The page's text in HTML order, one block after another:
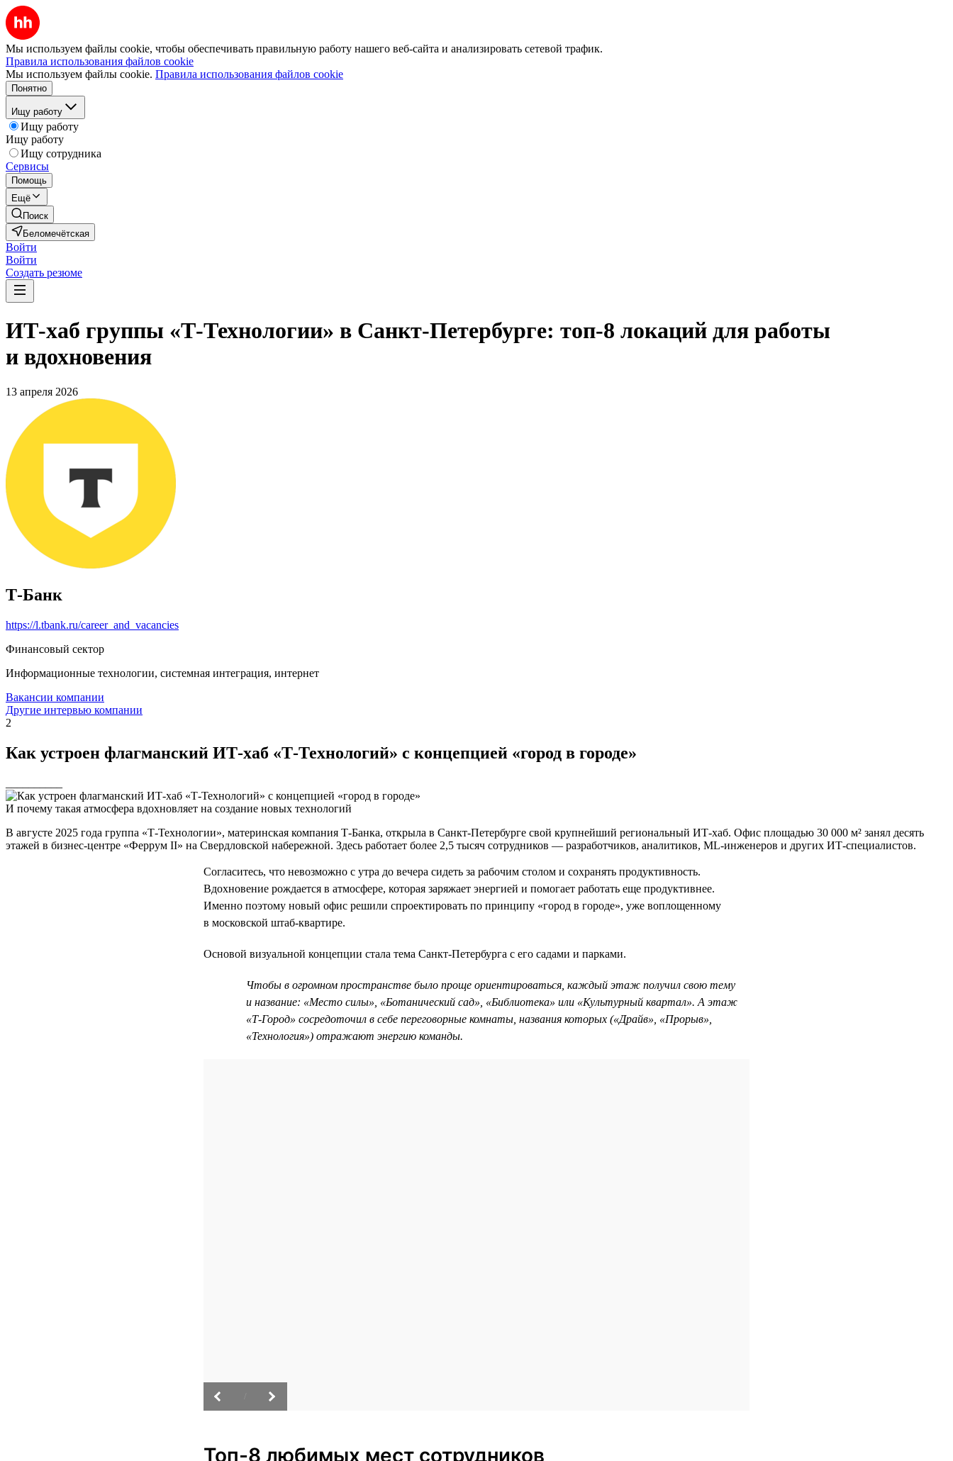
Мы используем файлы cookie, чтобы обеспечивать правильную работу нашего веб-сайта и анализировать сетевой трафик.
Правила использования файлов cookie
Мы используем файлы cookie. Правила использования файлов cookie
Понятно
Ищу работу
Ищу работу
Ищу работу
Ищу сотрудника
Сервисы
Помощь
Ещё
Поиск
Беломечётская
Войти
Войти
Создать резюме
ИТ-хаб группы «Т-Технологии» в Санкт-Петербурге: топ-8 локаций для работы
и вдохновения
13 апреля 2026
Т-Банк
https://l.tbank.ru/career_and_vacancies
Финансовый сектор
Информационные технологии, системная интеграция, интернет
Вакансии компании
Другие интервью компании
2
Как устроен флагманский ИТ-хаб «Т-Технологий» с концепцией «город в городе»
И почему такая атмосфера вдохновляет на создание новых технологий
В августе 2025 года группа «Т-Технологии», материнская компания Т-Банка, открыла в Санкт-Петербурге свой крупнейший региональный ИТ-хаб. Офис площадью 30 000 м² занял десять
этажей в бизнес-центре «Феррум II» на Свердловской набережной. Здесь работает более 2,5 тысяч сотрудников — разработчиков, аналитиков, ML-инженеров и других ИТ-специалистов.
Согласитесь, что невозможно с утра до вечера сидеть за рабочим столом и сохранять продуктивность.
Вдохновение рождается в атмосфере, которая заряжает энергией и помогает работать еще продуктивнее.
Именно поэтому новый офис решили спроектировать по принципу «город в городе», уже воплощенному
в московской штаб-квартире.
Основой визуальной концепции стала тема Санкт-Петербурга с его садами и парками.
Чтобы в огромном пространстве было проще ориентироваться, каждый этаж получил свою тему
и название: «Место силы», «Ботанический сад», «Библиотека» или «Культурный квартал». А этаж
«Т-Город» сосредоточил в себе переговорные комнаты, названия которых («Драйв», «Прорыв»,
«Технология») отражают энергию команды.
Топ-8 любимых мест сотрудников